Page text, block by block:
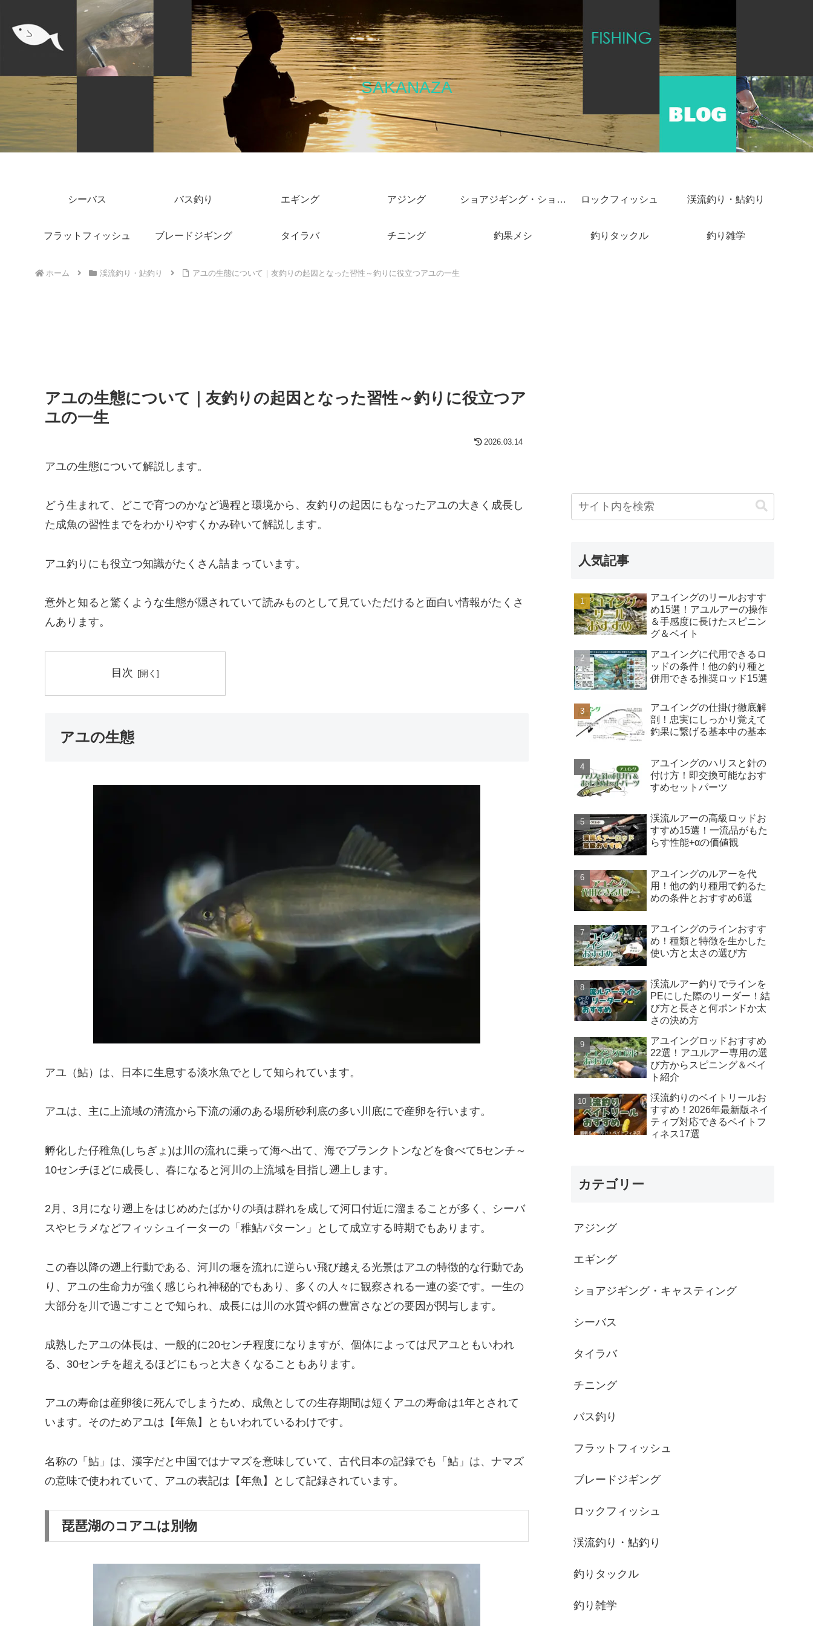
SAKANAZA
シーバス バス釣り エギング アジング ショアジギング・ショアキャスティング ロックフィッシュ 渓流釣り・鮎釣り
フラットフィッシュ ブレードジギング タイラバ チニング 釣果メシ 釣りタックル 釣り雑学
ホーム 渓流釣り・鮎釣り アユの生態について｜友釣りの起因となった習性～釣りに役立つアユの一生
アユの生態について｜友釣りの起因となった習性～釣りに役立つア
ユの一生
2026.03.14
アユの生態について解説します。
どう生まれて、どこで育つのかなど過程と環境から、友釣りの起因にもなったアユの大きく成長し
た成魚の習性までをわかりやすくかみ砕いて解説します。
アユ釣りにも役立つ知識がたくさん詰まっています。
意外と知ると驚くような生態が隠されていて読みものとして見ていただけると面白い情報がたくさ
んあります。
目次
アユの生態
アユ（鮎）は、日本に生息する淡水魚でとして知られています。
アユは、主に上流域の清流から下流の瀬のある場所砂利底の多い川底にで産卵を行います。
孵化した仔稚魚(しちぎょ)は川の流れに乗って海へ出て、海でプランクトンなどを食べて5センチ～
10センチほどに成長し、春になると河川の上流域を目指し遡上します。
2月、3月になり遡上をはじめめたばかりの頃は群れを成して河口付近に溜まることが多く、シーバ
スやヒラメなどフィッシュイーターの「稚鮎パターン」として成立する時期でもあります。
この春以降の遡上行動である、河川の堰を流れに逆らい飛び越える光景はアユの特徴的な行動であ
り、アユの生命力が強く感じられ神秘的でもあり、多くの人々に観察される一連の姿です。一生の
大部分を川で過ごすことで知られ、成長には川の水質や餌の豊富さなどの要因が関与します。
成熟したアユの体長は、一般的に20センチ程度になりますが、個体によっては尺アユともいわれ
る、30センチを超えるほどにもっと大きくなることもあります。
アユの寿命は産卵後に死んでしまうため、成魚としての生存期間は短くアユの寿命は1年とされて
います。そのためアユは【年魚】ともいわれているわけです。
名称の「鮎」は、漢字だと中国ではナマズを意味していて、古代日本の記録でも「鮎」は、ナマズ
の意味で使われていて、アユの表記は【年魚】として記録されています。
琵琶湖のコアユは別物
人気記事
アユイングのリールおすす
め15選！アユルアーの操作
＆手感度に長けたスピニン
グ＆ベイト
アユイングに代用できるロ
ッドの条件！他の釣り種と
併用できる推奨ロッド15選
アユイングの仕掛け徹底解
剖！忠実にしっかり覚えて
釣果に繋げる基本中の基本
アユイングのハリスと針の
付け方！即交換可能なおす
すめセットパーツ
渓流ルアーの高級ロッドお
すすめ15選！一流品がもた
らす性能+αの価値観
アユイングのルアーを代
用！他の釣り種用で釣るた
めの条件とおすすめ6選
アユイングのラインおすす
め！種類と特徴を生かした
使い方と太さの選び方
渓流ルアー釣りでラインを
PEにした際のリーダー！結
び方と長さと何ポンドか太
さの決め方
アユイングロッドおすすめ
22選！アユルアー専用の選
び方からスピニング＆ベイ
ト紹介
渓流釣りのベイトリールお
すすめ！2026年最新版ネイ
ティブ対応できるベイトフ
ィネス17選
カテゴリー
アジング
エギング
ショアジギング・キャスティング
シーバス
タイラバ
チニング
バス釣り
フラットフィッシュ
ブレードジギング
ロックフィッシュ
渓流釣り・鮎釣り
釣りタックル
釣り雑学